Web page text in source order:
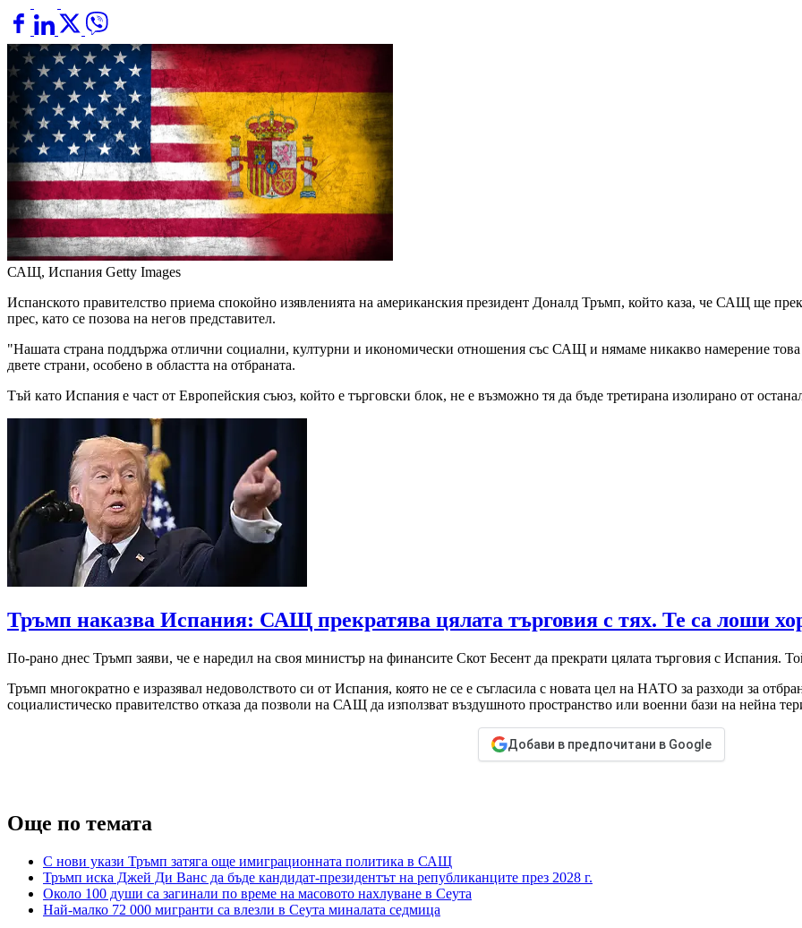
САЩ, Испания Getty Images
Испанското правителство приема спокойно изявленията на американския президент Доналд Тръмп, който каза, че САЩ ще
прес, като се позова на негов представител.
"Нашата страна поддържа отлични социални, културни и икономически отношения със САЩ и нямаме никакво намерение това
двете страни, особено в областта на отбраната.
Тъй като Испания е част от Европейския съюз, който е търговски блок, не е възможно тя да бъде третирана изолирано от
Тръмп наказва Испания: САЩ прекратява цялата търговия с тях. Те са лоши
По-рано днес Тръмп заяви, че е наредил на своя министър на финансите Скот Бесент да прекрати цялата търговия с Испания.
Тръмп многократно е изразявал недоволството си от Испания, която не се е съгласила с новата цел на НАТО за разходи за
социалистическо правителство отказа да позволи на САЩ да използват въздушното пространство или военни бази на нейна
Добави в предпочитани в Google
Още по темата
С нови укази Тръмп затяга още имиграционната политика в САЩ
Тръмп иска Джей Ди Ванс да бъде кандидат-президентът на републиканците през 2028 г.
Около 100 души са загинали по време на масовото нахлуване в Сеута
Най-малко 72 000 мигранти са влезли в Сеута миналата седмица